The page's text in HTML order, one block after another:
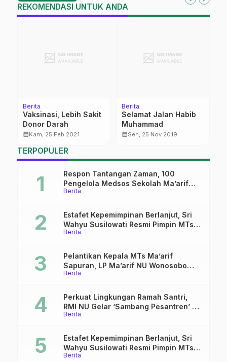
REKOMENDASI UNTUK ANDA
Berita
Vaksinasi, Lebih Sakit
Donor Darah
calendar_monthKam, 25 Feb 2021
Berita
Selamat Jalan Habib
Muhammad
calendar_monthSen, 25 Nov 2019
TERPOPULER
Berita
Respon Tantangan Zaman, 100
Pengelola Medsos Sekolah Ma’arif
Pekalongan Ikuti Pelatihan Literasi
Berita
Estafet Kepemimpinan Berlanjut, Sri
Wahyu Susilowati Resmi Pimpin MTs
Ma’arif Sapuran
Berita
Pelantikan Kepala MTs Ma’arif
Sapuran, LP Ma’arif NU Wonosobo
Tekankan Lima Amanah
Berita
Perkuat Lingkungan Ramah Santri,
RMI NU Gelar ‘Sambang Pesantren’ di
Pati
Berita
Estafet Kepemimpinan Berlanjut, Sri
Wahyu Susilowati Resmi Pimpin MTs
Ma’arif Sapuran